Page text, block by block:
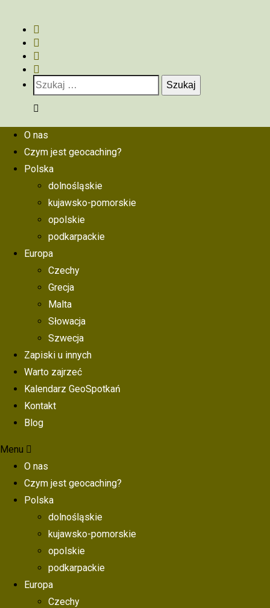
Szukaj:
O nas
Czym jest geocaching?
Polska
dolnośląskie
kujawsko-pomorskie
opolskie
podkarpackie
Europa
Czechy
Grecja
Malta
Słowacja
Szwecja
Zapiski u innych
Warto zajrzeć
Kalendarz GeoSpotkań
Kontakt
Blog
Menu
O nas
Czym jest geocaching?
Polska
dolnośląskie
kujawsko-pomorskie
opolskie
podkarpackie
Europa
Czechy